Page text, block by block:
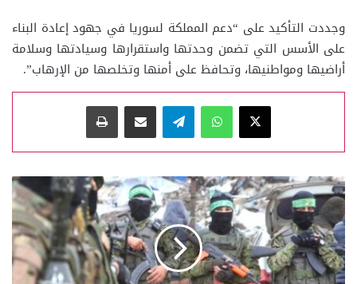
وجددت التأكيد على “دعم المملكة لسوريا في جهود إعادة البناء
على الأسس التي تضمن وحدتها واستقرارها وسيادتها وسلامة
أراضيها ومواطنيها، وتحافظ على أمنها وتخلصها من الإرهاب”.
‫X
واتسابتيلقراممشاركة عبر البريد طباعة
صفقة
ال
200
مسلح
هل
ستكون